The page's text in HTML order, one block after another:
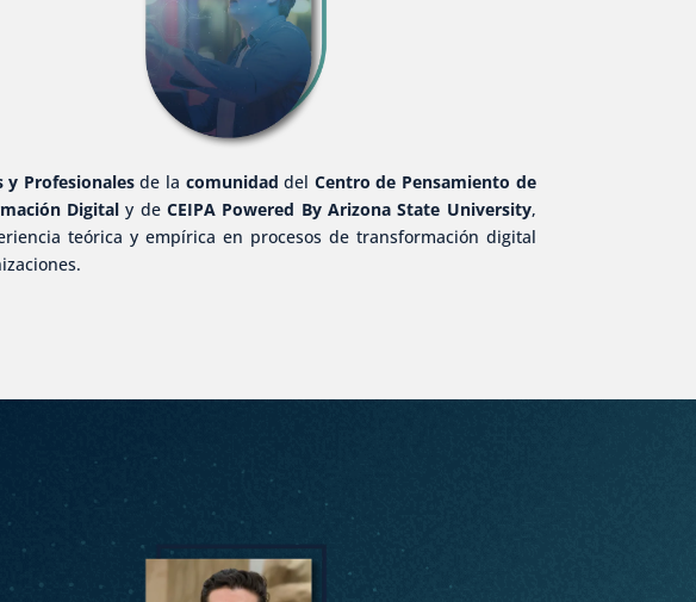
y Profesionalesde la comunidaddel Centro de Pensamiento de
Digitaly de CEIPA Powered By Arizona State University,
teórica y empírica en procesos de transformación digital